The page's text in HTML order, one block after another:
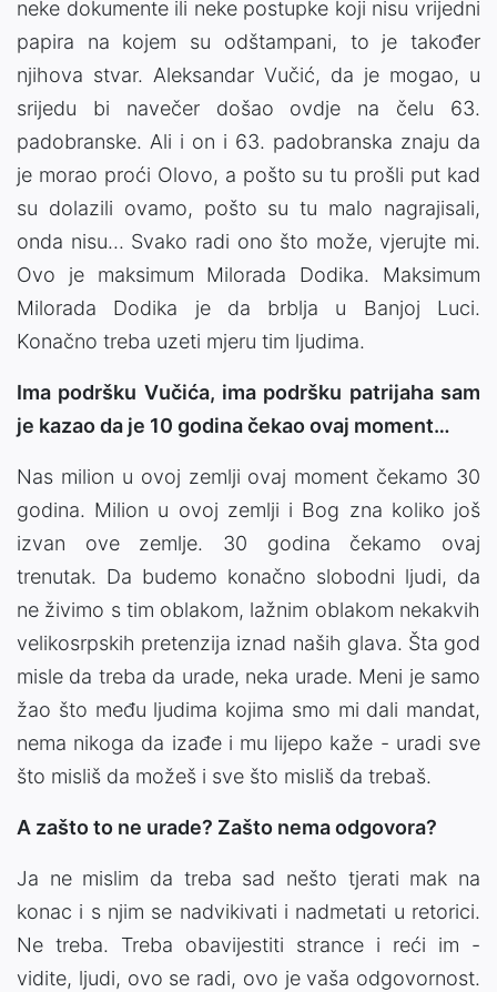
neke dokumente ili neke postupke koji nisu vrijedni
papira na kojem su odštampani, to je također
njihova stvar. Aleksandar Vučić, da je mogao, u
srijedu bi navečer došao ovdje na čelu 63.
padobranske. Ali i on i 63. padobranska znaju da
je morao proći Olovo, a pošto su tu prošli put kad
su dolazili ovamo, pošto su tu malo nagrajisali,
onda nisu... Svako radi ono što može, vjerujte mi.
Ovo je maksimum Milorada Dodika. Maksimum
Milorada Dodika je da brblja u Banjoj Luci.
Konačno treba uzeti mjeru tim ljudima.
Ima podršku Vučića, ima podršku patrijaha sam
je kazao da je 10 godina čekao ovaj moment…
Nas milion u ovoj zemlji ovaj moment čekamo 30
godina. Milion u ovoj zemlji i Bog zna koliko još
izvan ove zemlje. 30 godina čekamo ovaj
trenutak. Da budemo konačno slobodni ljudi, da
ne živimo s tim oblakom, lažnim oblakom nekakvih
velikosrpskih pretenzija iznad naših glava. Šta god
misle da treba da urade, neka urade. Meni je samo
žao što među ljudima kojima smo mi dali mandat,
nema nikoga da izađe i mu lijepo kaže - uradi sve
što misliš da možeš i sve što misliš da trebaš.
A zašto to ne urade? Zašto nema odgovora?
Ja ne mislim da treba sad nešto tjerati mak na
konac i s njim se nadvikivati i nadmetati u retorici.
Ne treba. Treba obavijestiti strance i reći im -
vidite, ljudi, ovo se radi, ovo je vaša odgovornost.